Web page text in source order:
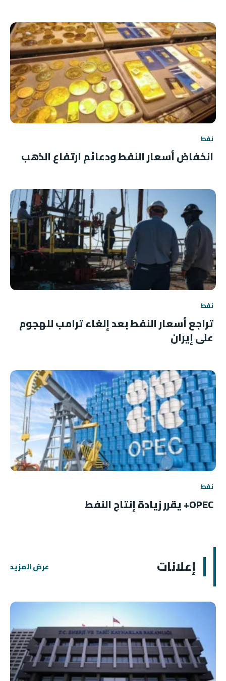
نفط
انخفاض أسعار النفط ودعائم ارتفاع الذهب
نفط
تراجع أسعار النفط بعد إلغاء ترامب للهجوم
على إيران
نفط
OPEC+ يقرر زيادة إنتاج النفط
إعلانات عرض المزيد